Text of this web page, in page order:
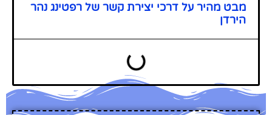
מבט מהיר על דרכי יצירת קשר של רפטינג נהר
הירדן